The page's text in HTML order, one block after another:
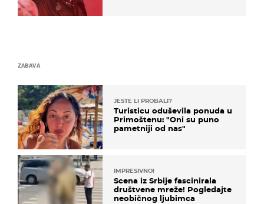
ZABAVA
JESTE LI PROBALI?
Turisticu oduševila ponuda u
Primoštenu: "Oni su puno
pametniji od nas"
IMPRESIVNO!
Scena iz Srbije fascinirala
društvene mreže! Pogledajte
neobičnog ljubimca